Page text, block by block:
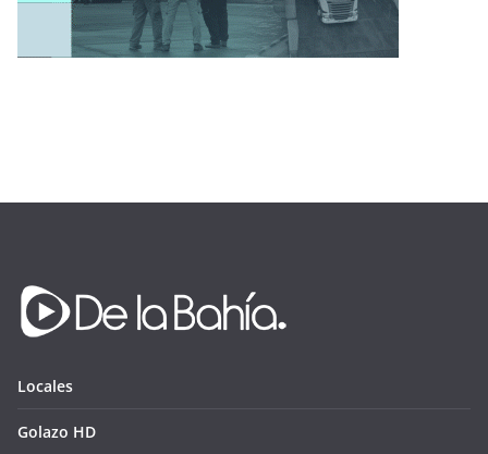
Locales
Golazo HD